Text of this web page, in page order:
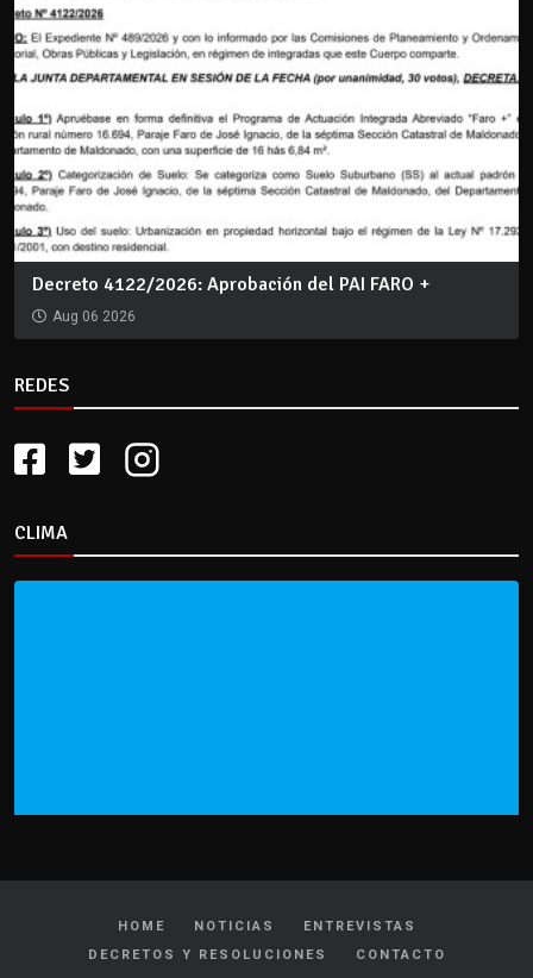
Decreto 4122/2026: Aprobación del PAI FARO +
Aug 06 2026
REDES
CLIMA
HOME NOTICIAS
ENTREVISTAS
DECRETOS Y RESOLUCIONES
CONTACTO